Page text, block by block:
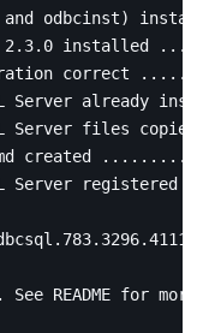
and odbcinst)
2.3.0
Server already
SQL Server files
created
Server
README for